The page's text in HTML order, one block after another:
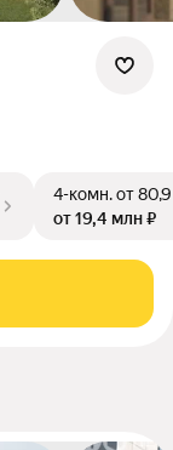
4-комн.от
от 19,4 млн ₽